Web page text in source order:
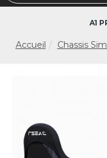
Accueil Chassis
A1